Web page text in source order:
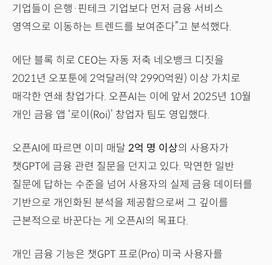
기업들이 은행·핀테크 기업보다 먼저 금융 서비스
영역으로 이동하는 트렌드를 보여준다”고 분석했다.
에단 블록 히로 CEO는 자동 저축 네오뱅크 디짓을
2021년 오포툰에 2억달러(약 2990억원) 이상 가치로
매각한 연쇄 창업가다. 오픈AI는 이에 앞서 2025년 10월
개인 금융 앱 ‘로이(Roi)’ 창업자 팀도 영입했다.
오픈AI에 따르면 이미 매달 2억 명 이상의 사용자가
챗GPT에 금융 관련 질문을 던지고 있다. 막연한 일반
질문에 답하는 수준을 넘어 사용자의 실제 금융 데이터를
기반으로 개인화된 분석을 제공함으로써 그 깊이를
근본적으로 바꾼다는 게 오픈AI의 목표다.
개인 금융 기능은 챗GPT 프로(Pro) 미국 사용자를